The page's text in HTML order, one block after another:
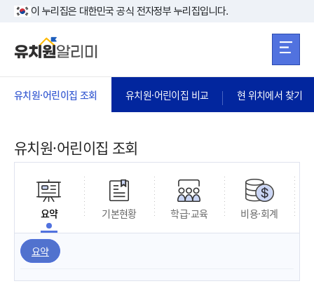
본문 바로가기
이 누리집은 대한민국 공식 전자정부 누리집입니다.
유치원·어린이집 조회 유치원·어린이집 비교 현 위치에서 찾기
유치원·어린이집 조회
요약 기본현황 학급·교육 비용·회계
요약